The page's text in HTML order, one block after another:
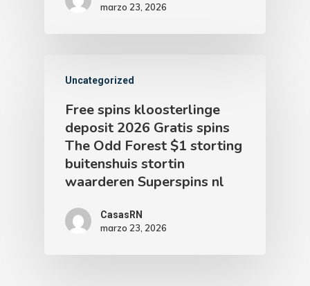
marzo 23, 2026
Uncategorized
Free spins kloosterlinge
deposit 2026 Gratis spins
The Odd Forest $1 storting
buitenshuis stortin
waarderen Superspins nl
CasasRN
marzo 23, 2026